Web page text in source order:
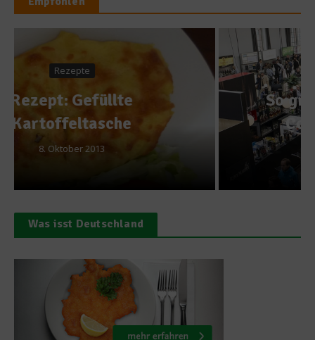
News
So groß wie noch nie: Bar
Convent Berlin 2013
Was isst Deutschland